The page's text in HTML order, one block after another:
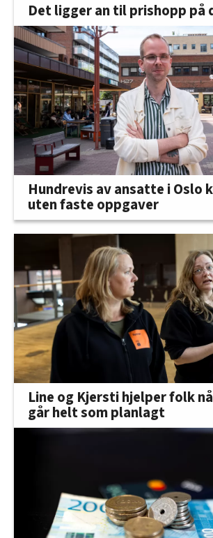
Det ligger an til prishopp
Hundrevis av ansatte i Oslo
uten faste oppgaver
Line og Kjersti hjelper folk
går helt som planlagt